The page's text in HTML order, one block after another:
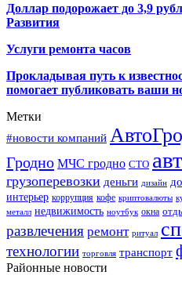
Доллар подорожает до 3,9
Развития
Услуги ремонта часов
Прокладывая путь к
помогает публиковать ваши
Метки
#новости компаний
Гродно МЧС гродно СТО
грузоперевозки деньги дизайн
интерьер коррупция кофе криптовалюты
металл недвижимость ноутбук окна
развлечения ремонт ритуал
технологии торговля транспорт
Районные новости